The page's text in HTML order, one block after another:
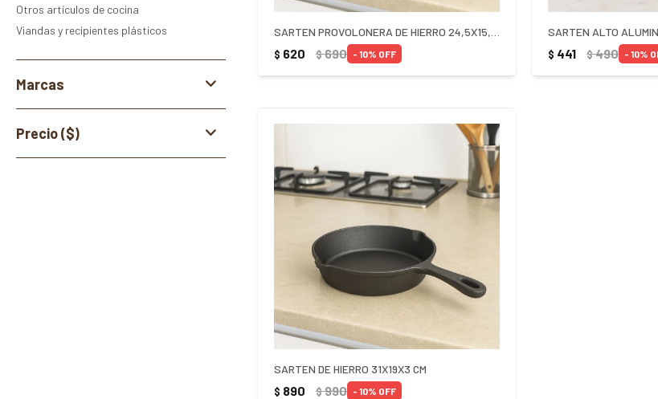
$ 620 $690 10 $ 441 $490 10
SARTEN DE HIERRO 31X19X3 CM
$ 890 $990 10
Otros artículos de cocina
Viandas y recipientes plásticos
Marcas
Precio($)